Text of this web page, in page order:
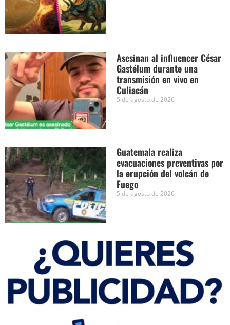
Asesinan al influencer César
Gastélum durante una
transmisión en vivo en
Culiacán
5 de agosto de 2026
Guatemala realiza
evacuaciones preventivas por
la erupción del volcán de
Fuego
5 de agosto de 2026